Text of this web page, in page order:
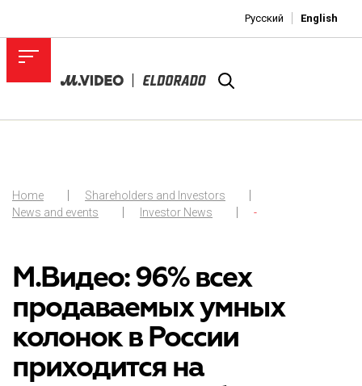
Русский English
Home
Shareholders and Investors
News and events
Investor News -
М.Видео: 96% всех
продаваемых умных
колонок в России
приходится на